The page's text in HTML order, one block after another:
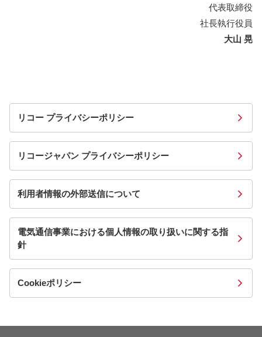
代表取締役
社長執行役員
大山 晃
リコー プライバシーポリシー
リコージャパン プライバシーポリシー
利用者情報の外部送信について
電気通信事業における個人情報の取り扱いに関する指
針
Cookieポリシー